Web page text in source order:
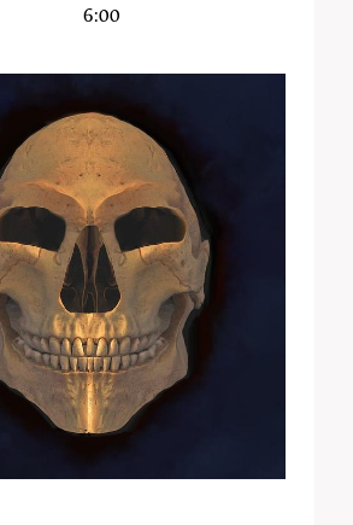
6:00